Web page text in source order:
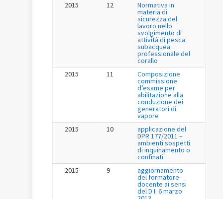
2015
12 Normativa in
materia di
sicurezza del
lavoro nello
svolgimento di
attività di pesca
subacquea
professionale del
corallo
2015
11 Composizione
commissione
d’esame per
abilitazione alla
conduzione dei
generatori di
vapore
2015
10 applicazione del
DPR 177/2011 –
ambienti sospetti
di inquinamento o
confinati
2015
9 aggiornamento
del formatore-
docente ai sensi
del D.I. 6 marzo